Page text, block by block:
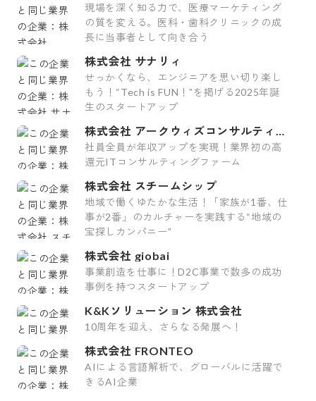
現場を深く知る力で、医療マーケティング
の質を変える。医科・歯科クリニックの成
長に当事者として向き合う
株式会社 サナリィ
せっかくなら、エンジニアを思い切り楽し
もう！“Tech is FUN！”を掲げる2025年誕
生のスタートアップ
株式会社 アークウィズコンサルティン
グ
社員全員が年収アップを実現！業界初の高
還元ITコンサルティングファーム
株式会社 スチームシップ
地域で働くゆたかな生活！「家族が1番、仕
事が2番」のカルチャーを実践する“地域の
宝探しカンパニー”
株式会社 giobai
事業創造を仕事に！D2C事業で数多の成功
事例を持つスタートアップ
K&Kソリューション 株式会社
10周年を迎え、さらなる発展へ！
株式会社 FRONTEO
AIによる言語解析で、グローバルに活躍で
きるAI企業